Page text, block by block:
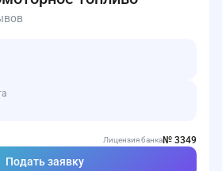
Подать заявку
Лицензия банка№ 3349